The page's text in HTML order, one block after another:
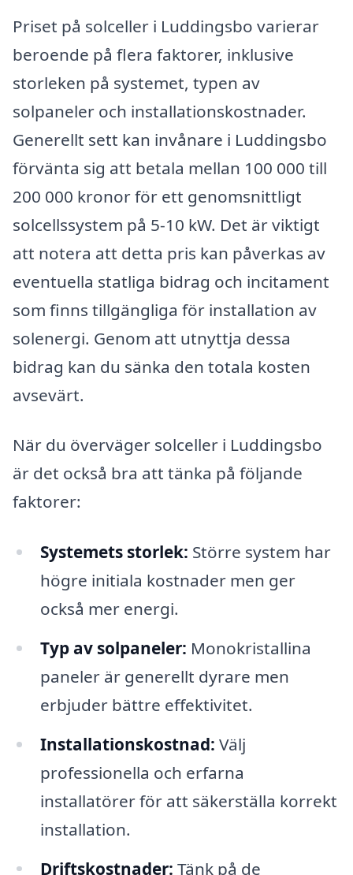
Priset på solceller i Luddingsbo varierar
beroende på flera faktorer, inklusive
storleken på systemet, typen av
solpaneler och installationskostnader.
Generellt sett kan invånare i Luddingsbo
förvänta sig att betala mellan 100 000 till
200 000 kronor för ett genomsnittligt
solcellssystem på 5-10 kW. Det är viktigt
att notera att detta pris kan påverkas av
eventuella statliga bidrag och incitament
som finns tillgängliga för installation av
solenergi. Genom att utnyttja dessa
bidrag kan du sänka den totala kosten
avsevärt.
När du överväger solceller i Luddingsbo
är det också bra att tänka på följande
faktorer:
Systemets storlek: Större system har
högre initiala kostnader men ger
också mer energi.
Typ av solpaneler: Monokristallina
paneler är generellt dyrare men
erbjuder bättre effektivitet.
Installationskostnad: Välj
professionella och erfarna
installatörer för att säkerställa korrekt
installation.
Driftskostnader: Tänk på de